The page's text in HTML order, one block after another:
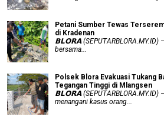
Petani Sumber Tewas
di Kradenan
𝗕𝗟𝗢𝗥𝗔 (SEPUTARBLORA.MY.ID)
bersama...
Polsek Blora Evakuasi Tukang
Tegangan Tinggi di Mlangsen
𝗕𝗟𝗢𝗥𝗔 (SEPUTARBLORA.MY.ID)
menangani kasus orang...